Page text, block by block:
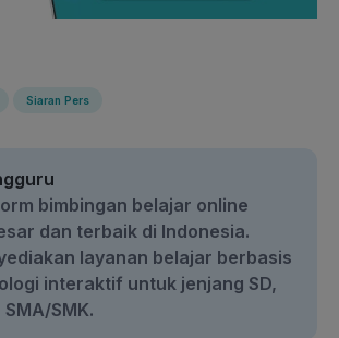
Siaran Pers
bimbingan belajar online
dan terbaik di Indonesia.
layanan belajar berbasis
interaktif untuk jenjang SD,
SMA/SMK.